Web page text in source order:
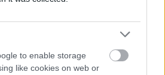
to enable storage
like cookies on web or
restaurálás